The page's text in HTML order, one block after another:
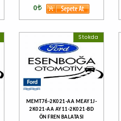
0
Stokda
MEMT76-2K021-AA MEAY1J-
2K021-AA AY11-2K021-BD
ÖN FREN BALATASI